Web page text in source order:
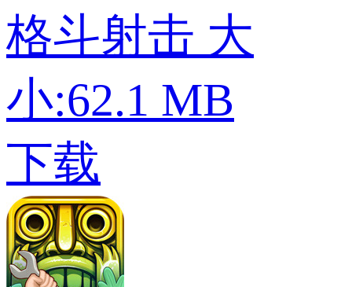
格斗射击 大
小:62.1 MB
下载